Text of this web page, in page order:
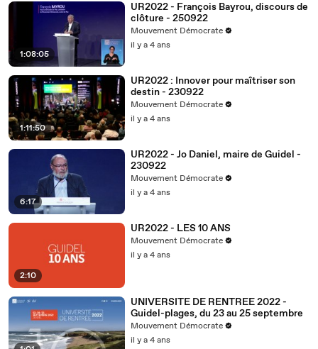
1:08:05
UR2022 - François Bayrou, discours de
clôture - 250922
Mouvement Démocrate
il y a 4 ans
1:11:50
UR2022 : Innover pour maîtriser son
destin - 230922
Mouvement Démocrate
il y a 4 ans
6:17
UR2022 - Jo Daniel, maire de Guidel -
230922
Mouvement Démocrate
il y a 4 ans
2:10
UR2022 - LES 10 ANS
Mouvement Démocrate
il y a 4 ans
UNIVERSITE DE RENTREE 2022 -
Guidel-plages, du 23 au 25 septembre
Mouvement Démocrate
il y a 4 ans